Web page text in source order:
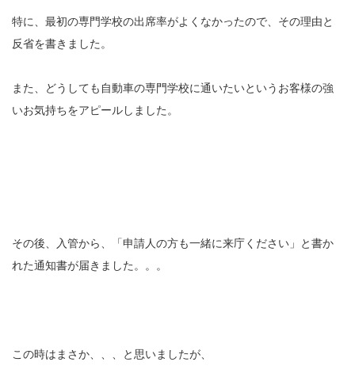
特に、最初の専門学校の出席率がよくなかったので、その理由と
反省を書きました。
また、どうしても自動車の専門学校に通いたいというお客様の強
いお気持ちをアピールしました。
その後、入管から、「申請人の方も一緒に来庁ください」と書か
れた通知書が届きました。。。
この時はまさか、、、と思いましたが、